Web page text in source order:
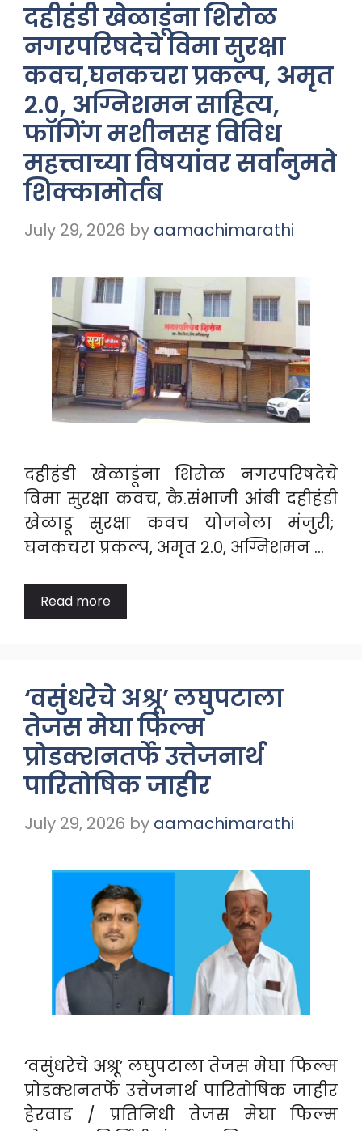
दहीहंडी खेळाडूंना शिरोळ
नगरपरिषदेचे विमा सुरक्षा
कवच,घनकचरा प्रकल्प, अमृत
२.०, अग्निशमन साहित्य,
फॉगिंग मशीनसह विविध
महत्त्वाच्या विषयांवर सर्वानुमते
शिक्कामोर्तब
July 29, 2026 by aamachimarathi
दहीहंडी खेळाडूंना शिरोळ नगरपरिषदेचे
विमा सुरक्षा कवच, कै.संभाजी आंबी दहीहंडी
खेळाडू सुरक्षा कवच योजनेला मंजुरी;
घनकचरा प्रकल्प, अमृत २.०, अग्निशमन …
Read more
‘वसुंधरेचे अश्रू’ लघुपटाला
तेजस मेघा फिल्म
प्रोडक्शनतर्फे उत्तेजनार्थ
पारितोषिक जाहीर
July 29, 2026 by aamachimarathi
‘वसुंधरेचे अश्रू’ लघुपटाला तेजस मेघा फिल्म
प्रोडक्शनतर्फे उत्तेजनार्थ पारितोषिक जाहीर
हेरवाड / प्रतिनिधी तेजस मेघा फिल्म